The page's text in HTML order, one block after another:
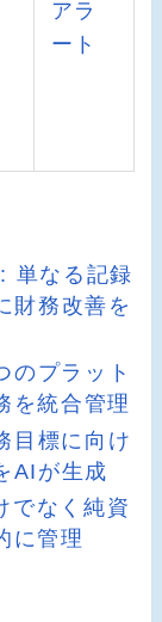
アラ
ート
: 単なる記録
財務改善を
のプラット
を統合管理
目標に向け
AIが生成
でなく純資
に管理